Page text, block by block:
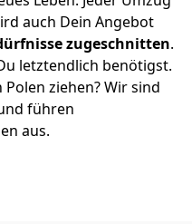
auch Dein Angebot
zugeschnitten.
letztendlich benötigst.
Polen ziehen? Wir sind
führen
aus.